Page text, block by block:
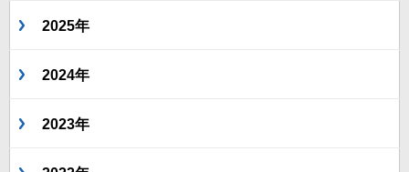
2025年
2024年
2023年